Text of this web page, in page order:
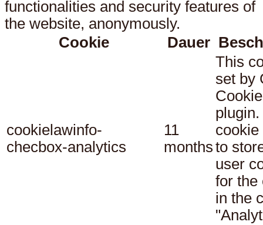
functionalities and security features of
the website, anonymously.
Cookie
Dauer
cookielawinfo-
checbox-analytics
11
months
This
set by
cookie
to
user
for the
in the